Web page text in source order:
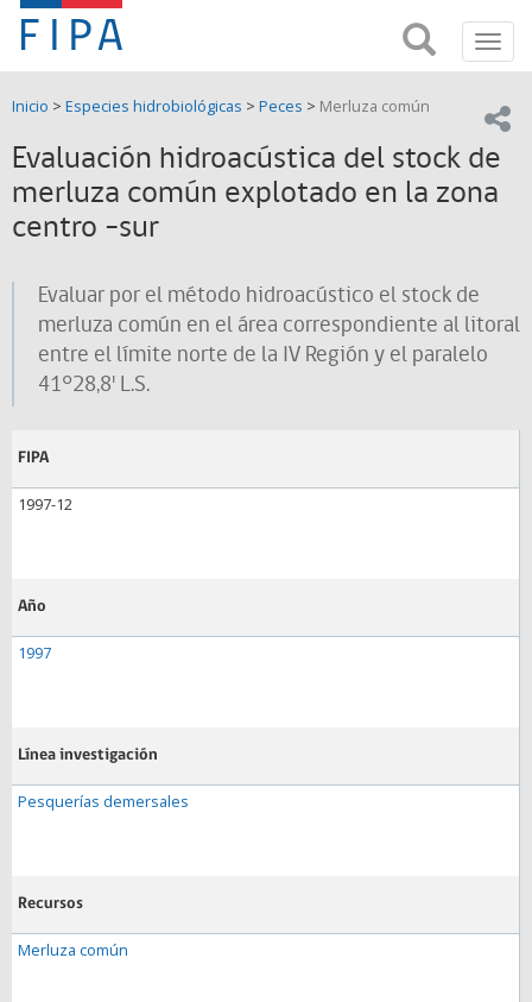
Fondo
de
Investigación
Pesquera
y
(FIPA)-
SUBPESCA
FIPA;
Fondo
Investigación
y
de
Acuicultira
Inicio > Especies hidrobiológicas > Peces > Merluza común
Evaluación hidroacústica del stock de
merluza común explotado en la zona
centro -sur
Evaluar por el método hidroacústico el stock de
merluza común en el área correspondiente al litoral
entre el límite norte de la IV Región y el paralelo
41°28,8' L.S.
FIPA
1997-12
Año
1997
Línea investigación
Pesquerías demersales
Recursos
Merluza común